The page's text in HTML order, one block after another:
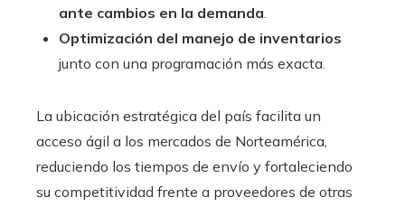
ante cambios en la demanda.
Optimización del manejo de inventarios
junto con una programación más exacta.
La ubicación estratégica del país facilita un
acceso ágil a los mercados de Norteamérica,
reduciendo los tiempos de envío y fortaleciendo
su competitividad frente a proveedores de otras